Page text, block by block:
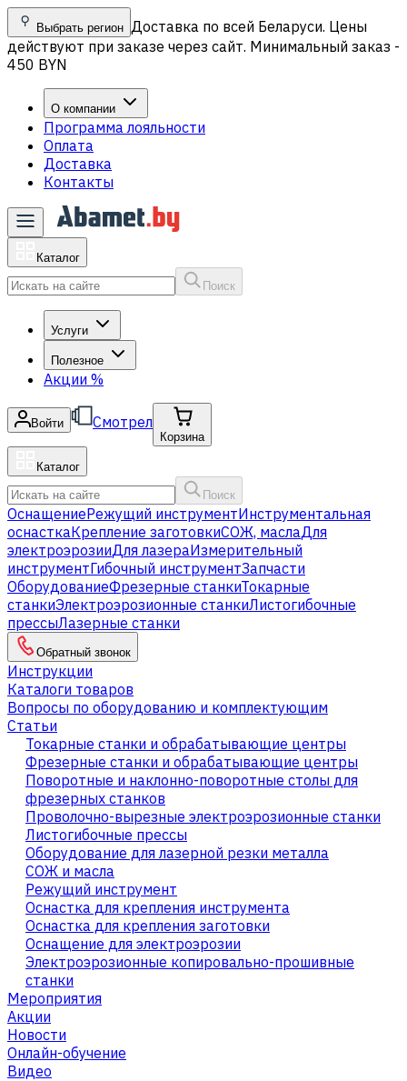
Выбрать регион Доставка по всей Беларуси. Цены
действуют при заказе через сайт. Минимальный заказ -
450 BYN
О компании
Программа лояльности
Оплата
Доставка
Контакты
Каталог
Поиск
Услуги
Полезное
Акции %
Войти Смотрел
Корзина
Каталог
Поиск
ОснащениеРежущий инструментИнструментальная
оснасткаКрепление заготовкиСОЖ, маслаДля
электроэрозииДля лазераИзмерительный
инструментГибочный инструментЗапчасти
ОборудованиеФрезерные станкиТокарные
станкиЭлектроэрозионные станкиЛистогибочные
прессыЛазерные станки
Обратный звонок
Инструкции
Каталоги товаров
Вопросы по оборудованию и комплектующим
Статьи
Токарные станки и обрабатывающие центры
Фрезерные станки и обрабатывающие центры
Поворотные и наклонно-поворотные столы для
фрезерных станков
Проволочно-вырезные электроэрозионные станки
Листогибочные прессы
Оборудование для лазерной резки металла
СОЖ и масла
Режущий инструмент
Оснастка для крепления инструмента
Оснастка для крепления заготовки
Оснащение для электроэрозии
Электроэрозионные копировально-прошивные
станки
Мероприятия
Акции
Новости
Онлайн-обучение
Видео